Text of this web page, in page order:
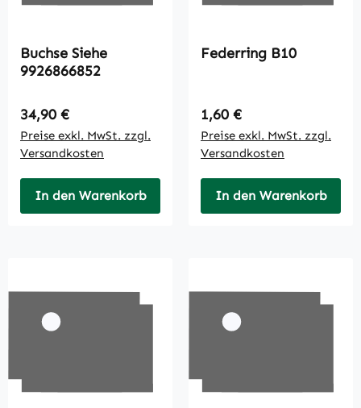
Buchse Siehe
9926866852
Regulärer Preis:
34,90 €
Preise exkl. MwSt. zzgl.
Versandkosten
In den Warenkorb
Federring B10
Regulärer Preis:
1,60 €
Preise exkl. MwSt. zzgl.
Versandkosten
In den Warenkorb